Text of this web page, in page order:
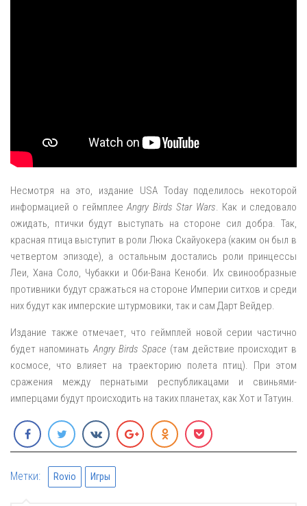
Несмотря на это, издание USA Today поделилось некоторой
информацией о геймплееAngry Birds Star Wars . Как и следовало
ожидать, птички будут выступать на стороне сил добра. Так,
красная птица выступит в роли Люка Скайуокера (каким он был в
четвертом эпизоде), а остальным достались роли принцессы
Леи, Хана Соло, Чубакки и Оби-Вана Кеноби. Их свинообразные
противники будут сражаться на стороне Империи ситхов и среди
них будут как имперские штурмовики, так и сам Дарт Вейдер.
Издание также отмечает, что геймплей новой серии частично
будет напоминать Angry Birds Space (там действие происходит в
космосе, что влияет на траекторию полета птиц). При этом
сражения между пернатыми республикацами и свиньями-
имперцами будут происходить на таких планетах, как Хот и Татуин.
Метки: Rovio Игры